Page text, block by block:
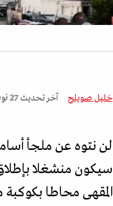
خليل صويلح آخر تحديث 27 نوفمبر 2025
لن نتوه عن ملجأ
سيكون منشغلا
المقهى محاطا